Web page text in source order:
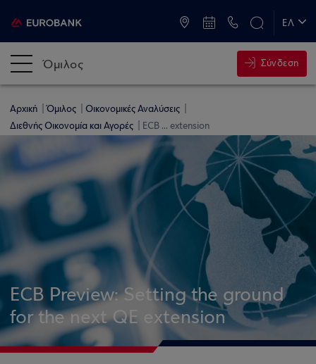
ΕΛ
Όμιλος Σύνδεση
Αρχική Όμιλος
Οικονομικές Αναλύσεις
Διεθνής Οικονομία και Αγορές
ECB ... extension
ECB Preview: Setting the ground
for the next QE extension